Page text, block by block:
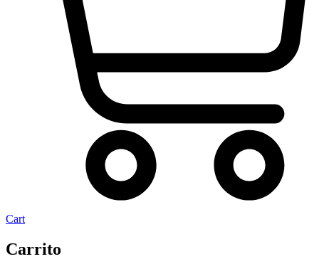
Cart
Carrito